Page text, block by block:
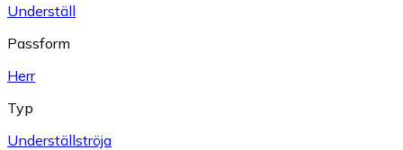
Underställ
Passform
Herr
Typ
Underställströja